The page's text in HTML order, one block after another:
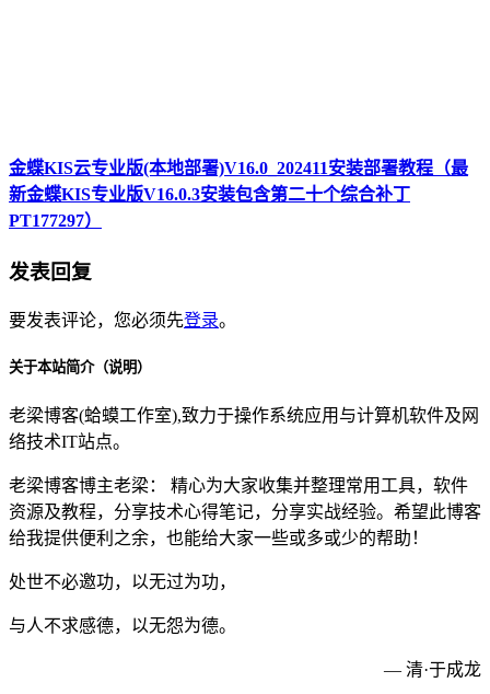
金蝶KIS云专业版(本地部署)V16.0_202411安装部署教程（最
新金蝶KIS专业版V16.0.3安装包含第二十个综合补丁
PT177297）
发表回复
要发表评论，您必须先登录。
关于本站简介（说明）
老梁博客(蛤蟆工作室),致力于操作系统应用与计算机软件及网
络技术IT站点。
老梁博客博主老梁： 精心为大家收集并整理常用工具，软件
资源及教程，分享技术心得笔记，分享实战经验。希望此博客
给我提供便利之余，也能给大家一些或多或少的帮助！
处世不必邀功，以无过为功，
与人不求感德，以无怨为德。
— 清·于成龙